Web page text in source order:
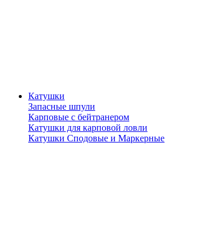
Катушки
Запасные шпули
Карповые с бейтранером
Катушки для карповой ловли
Катушки Сподовые и Маркерные